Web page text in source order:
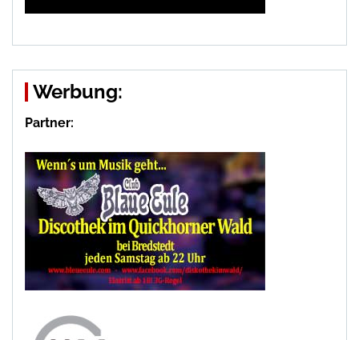
Werbung:
Partner: